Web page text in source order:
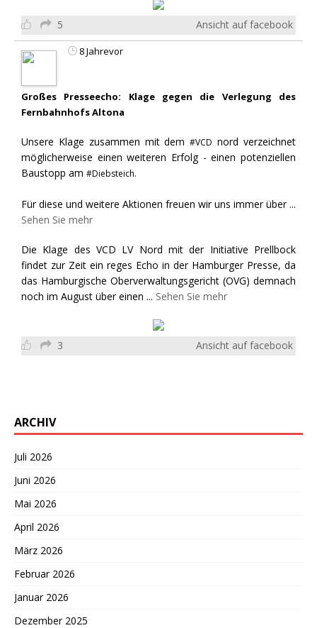
5 Ansicht auf facebook
8 Jahrevor
Großes Presseecho: Klage gegen die Verlegung des
Fernbahnhofs Altona
Unsere Klage zusammen mit dem#VCD nord verzeichnet
möglicherweise einen weiteren Erfolg - einen potenziellen
Baustopp am #Diebsteich.
Für diese und weitere Aktionen freuen wir uns immer über ...
Sehen Sie mehr
Die Klage des VCD LV Nord mit der Initiative Prellbock
findet zur Zeit ein reges Echo in der Hamburger Presse, da
das Hamburgische Oberverwaltungsgericht (OVG) demnach
noch im August über einen ... Sehen Sie mehr
3 Ansicht auf facebook
ARCHIV
Juli 2026
Juni 2026
Mai 2026
April 2026
März 2026
Februar 2026
Januar 2026
Dezember 2025